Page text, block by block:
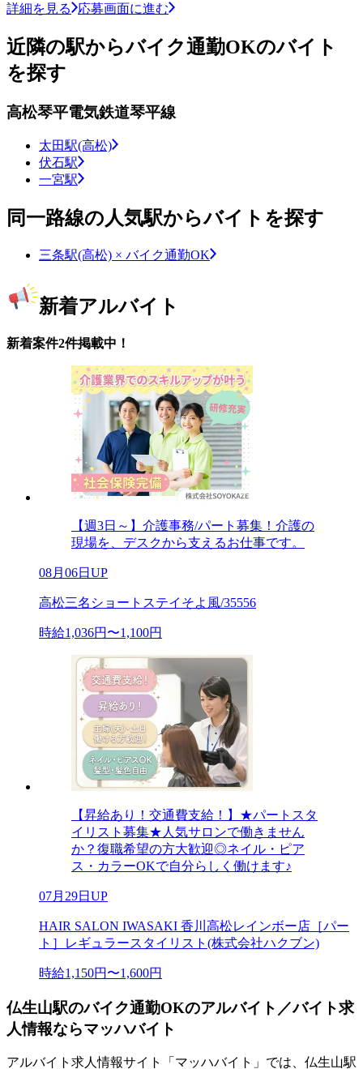
詳細を見る 応募画面に進む
近隣の駅からバイク通勤OKのバイト
を探す
高松琴平電気鉄道琴平線
太田駅(高松)
伏石駅
一宮駅
同一路線の人気駅からバイトを探す
三条駅(高松) × バイク通勤OK
新着アルバイト
新着案件2件掲載中！
【週3日～】介護事務/パート募集！介護の
現場を、デスクから支えるお仕事です。
08月06日UP
高松三名ショートステイそよ風/35556
時給1,036円〜1,100円
【昇給あり！交通費支給！】★パートスタ
イリスト募集★人気サロンで働きません
か？復職希望の方大歓迎◎ネイル・ピア
ス・カラーOKで自分らしく働けます♪
07月29日UP
HAIR SALON IWASAKI 香川高松レインボー店［パー
ト］レギュラースタイリスト(株式会社ハクブン)
時給1,150円〜1,600円
仏生山駅のバイク通勤OKのアルバイト／バイト求
人情報ならマッハバイト
アルバイト求人情報サイト「マッハバイト」では、仏生山駅